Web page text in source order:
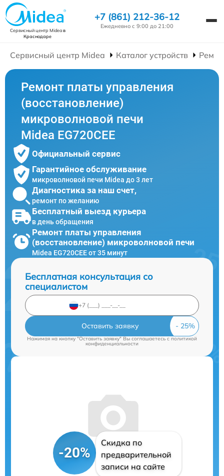
Сервисный центр Mideaв
Краснодаре
+7 (861) 212-36-12
Ежедневно с 9:00 до 21:00
Сервисный центр Midea Каталог устройств
Ремонт платы управления
(восстановление)
микроволновой печи
Midea EG720CEE
Официальный сервис
Гарантийное обслуживание
микроволновой печи Midea до 3 лет
Диагностика за наш счет,
ремонт по желанию
Бесплатный выезд курьера
в день обращения
Ремонт платы управления
(восстановление) микроволновой печи
Midea EG720CEE от 35 минут
Бесплатная консультация со
специалистом
Оставить заявку
Нажимая на кнопку "Оставить заявку" Вы соглашаетесь cполитикой
конфиденциальности
-20%
Скидка по
предварительной
записи на сайте